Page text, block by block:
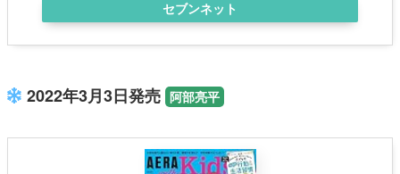
セブンネット
2022年3月3日発売 阿部亮平